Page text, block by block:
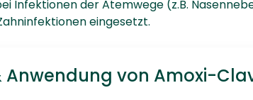
Infektionen der Atemwege (z.B.
eingesetzt.
Anwendung von Amoxi-